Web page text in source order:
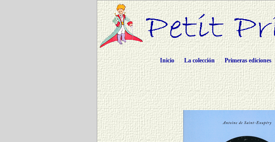
Inicio La colección Primeras ediciones